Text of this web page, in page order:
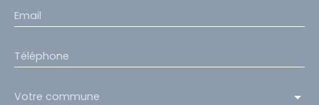
Email
Téléphone
Votre commune